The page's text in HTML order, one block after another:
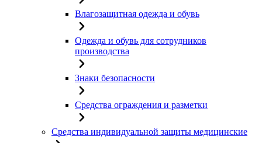
Влагозащитная одежда и обувь
Одежда и обувь для сотрудников
производства
Знаки безопасности
Средства ограждения и разметки
Средства индивидуальной защиты медицинские